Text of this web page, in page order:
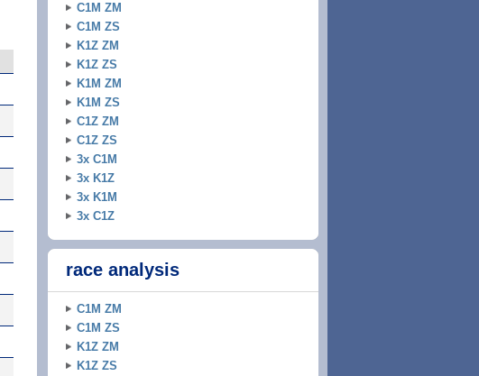
C1M ZM
C1M ZS
K1Z ZM
K1Z ZS
K1M ZM
K1M ZS
C1Z ZM
C1Z ZS
3x C1M
3x K1Z
3x K1M
3x C1Z
race analysis
C1M ZM
C1M ZS
K1Z ZM
K1Z ZS